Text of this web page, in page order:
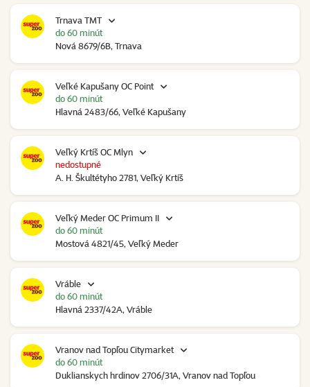
Trnava TMT
Nová 8679/6B, Trnava
do 60 minút
Veľké Kapušany OC Point
Hlavná 2483/66, Veľké Kapušany
do 60 minút
Veľký Krtíš OC Mlyn
A. H. Škultétyho 2781, Veľký Krtíš
nedostupné
Veľký Meder OC Primum II
Mostová 4821/45, Veľký Meder
do 60 minút
Vráble
Hlavná 2337/42A, Vráble
do 60 minút
Vranov nad Topľou Citymarket
Duklianskych hrdinov 2706/31A, Vranov nad Topľou
do 60 minút